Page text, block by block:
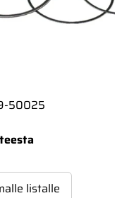
50025
listalle